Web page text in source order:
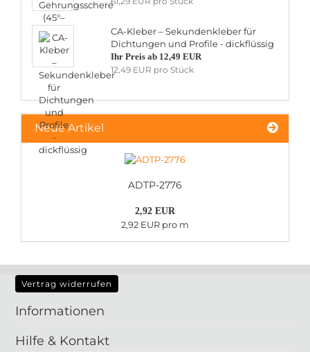
CA-Kleber – Sekundenkleber für
Dichtungen und Profile - dickflüssig
Ihr Preis ab 12,49 EUR
12,49 EUR pro Stück
Neue Artikel
ADTP-2776
2,92 EUR
2,92 EUR pro m
Vertrag widerrufen
Informationen
Hilfe & Kontakt